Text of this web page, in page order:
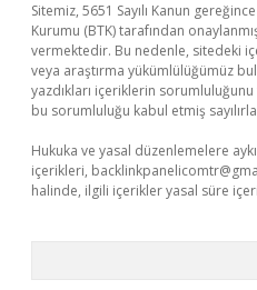
Sitemiz, 5651 Sayılı Kanun
Kurumu (BTK) tarafından
vermektedir. Bu nedenle, sitedeki
veya araştırma yükümlülüğümüz
yazdıkları içeriklerin
bu sorumluluğu kabul etmiş
Hukuka ve yasal düzenlemelere
içerikleri,
halinde, ilgili içerikler yasal süre